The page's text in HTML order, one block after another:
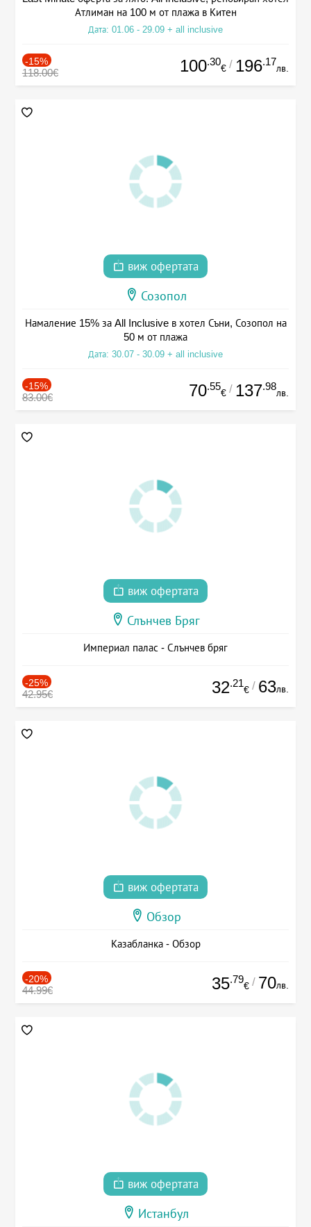
Атлиман на 100 м от плажа в Китен
Дата: 01.06 - 29.09 + all inclusive
-15%
118.00€ 100.30
€ / 196.17
лв.
виж офертата
Созопол
Намаление 15% за All Inclusive в хотел Съни, Созопол на
50 м от плажа
Дата: 30.07 - 30.09 + all inclusive
-15%
83.00€ 70.55
€ / 137.98
лв.
виж офертата
Слънчев Бряг
Империал палас - Слънчев бряг
-25%
42.95€ 32.21
€ / 63лв.
виж офертата
Обзор
Казабланка - Обзор
-20%
44.99€ 35.79
€ / 70лв.
виж офертата
Истанбул